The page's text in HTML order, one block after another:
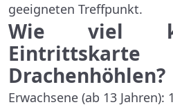
geeigneten Treffpunkt.
Wie viel
Drachenhöhlen?
Erwachsene (ab 13 Jahren):